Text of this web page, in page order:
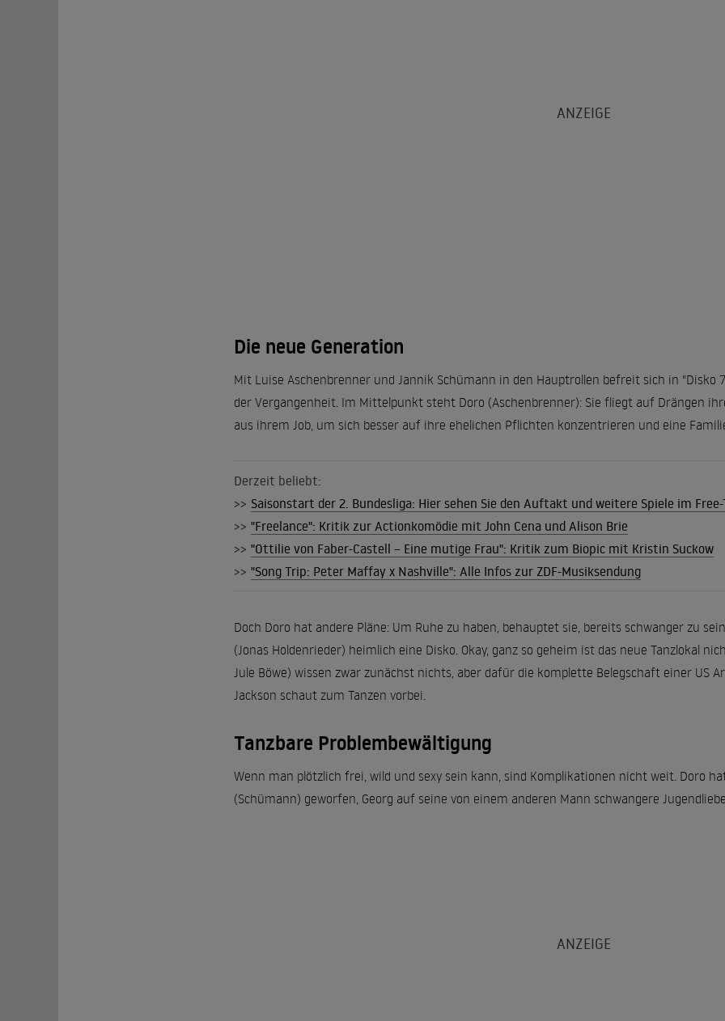
Die neue Generation
Mit Luise Aschenbrenner und Jannik Schümann in den Hauptrollen befreit sich in "Disko
der Vergangenheit. Im Mittelpunkt steht Doro (Aschenbrenner): Sie fliegt auf Drängen
aus ihrem Job, um sich besser auf ihre ehelichen Pflichten konzentrieren und eine
Derzeit beliebt:
>> Saisonstart der 2. Bundesliga: Hier sehen Sie den Auftakt und weitere Spiele im Free-
>> "Freelance": Kritik zur Actionkomödie mit John Cena und Alison Brie
>> "Ottilie von Faber-Castell – Eine mutige Frau": Kritik zum Biopic mit Kristin Suckow
>> "Song Trip: Peter Maffay x Nashville": Alle Infos zur ZDF-Musiksendung
Doch Doro hat andere Pläne: Um Ruhe zu haben, behauptet sie, bereits schwanger zu
(Jonas Holdenrieder) heimlich eine Disko. Okay, ganz so geheim ist das neue Tanzlokal
Jule Böwe) wissen zwar zunächst nichts, aber dafür die komplette Belegschaft einer US
Jackson schaut zum Tanzen vorbei.
Tanzbare Problembewältigung
Wenn man plötzlich frei, wild und sexy sein kann, sind Komplikationen nicht weit. Doro
(Schümann) geworfen, Georg auf seine von einem anderen Mann schwangere